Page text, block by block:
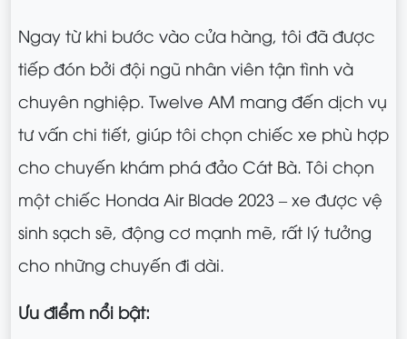
Ngay từ khi bước vào cửa hàng, tôi đã được
tiếp đón bởi đội ngũ nhân viên tận tình và
chuyên nghiệp. Twelve AM mang đến dịch vụ
tư vấn chi tiết, giúp tôi chọn chiếc xe phù hợp
cho chuyến khám phá đảo Cát Bà. Tôi chọn
một chiếc Honda Air Blade 2023 – xe được vệ
sinh sạch sẽ, động cơ mạnh mẽ, rất lý tưởng
cho những chuyến đi dài.
Ưu điểm nổi bật: